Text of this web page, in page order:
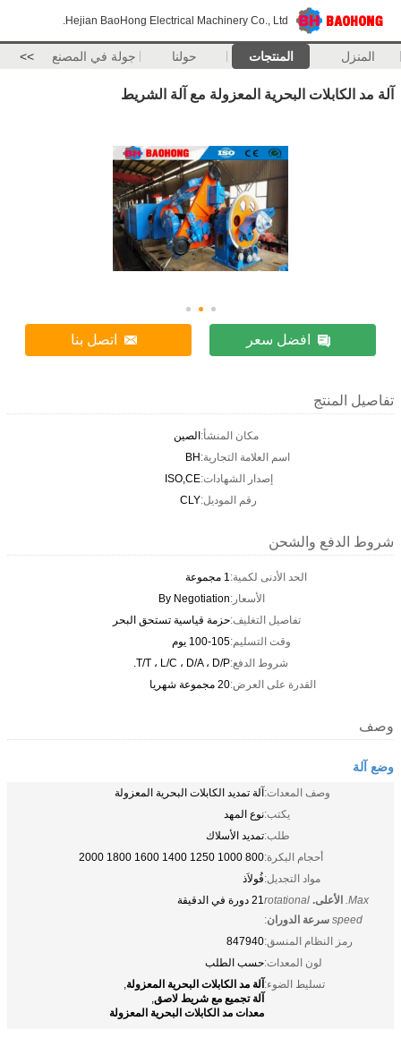
Hejian BaoHong Electrical Machinery Co., Ltd.
المنزل المنتجات حولنا جولة في المصنع >>
آلة مد الكابلات البحرية المعزولة مع آلة الشريط
افضل سعر اتصل بنا
تفاصيل المنتج
مكان المنشأ:الصين
اسم العلامة التجارية:BH
إصدار الشهادات:ISO,CE
رقم الموديل:CLY
شروط الدفع والشحن
الحد الأدنى لكمية:1 مجموعة
الأسعار:By Negotiation
تفاصيل التغليف:حزمة قياسية تستحق البحر
وقت التسليم:100-105 يوم
شروط الدفع:T/T ، L/C ، D/A ، D/P.
القدرة على العرض:20 مجموعة شهريا
وصف
وضع آلة
وصف المعدات:آلة تمديد الكابلات البحرية المعزولة
يكتب:نوع المهد
طلب:تمديد الأسلاك
أحجام البكرة:800 1000 1250 1400 1600 1800 2000
مواد التجديل:فُولاَذ
Max. الأعلى. rotational
speed سرعة الدوران:
21 دورة في الدقيقة
رمز النظام المنسق:847940
لون المعدات:حسب الطلب
تسليط الضوء:آلة مد الكابلات البحرية المعزولة,
آلة تجميع مع شريط لاصق,
معدات مد الكابلات البحرية المعزولة